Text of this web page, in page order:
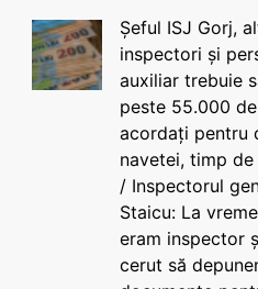
Șeful ISJ Gorj,
inspectori și
auxiliar trebuie
peste 55.000
acordați pentru
navetei, timp
/ Inspectorul
Staicu: La
eram inspector
cerut să